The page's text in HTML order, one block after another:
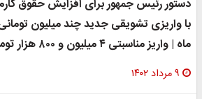
دستور رئیس جمهور برای افزایش حقوق
با واریزی تشویقی جدید چند میلیون تومانی
ماه | واریز مناسبتی ۴ میلیون و ۸۰۰ هزار تومان در جیب کارمندان
۹ مرداد ۱۴۰۲